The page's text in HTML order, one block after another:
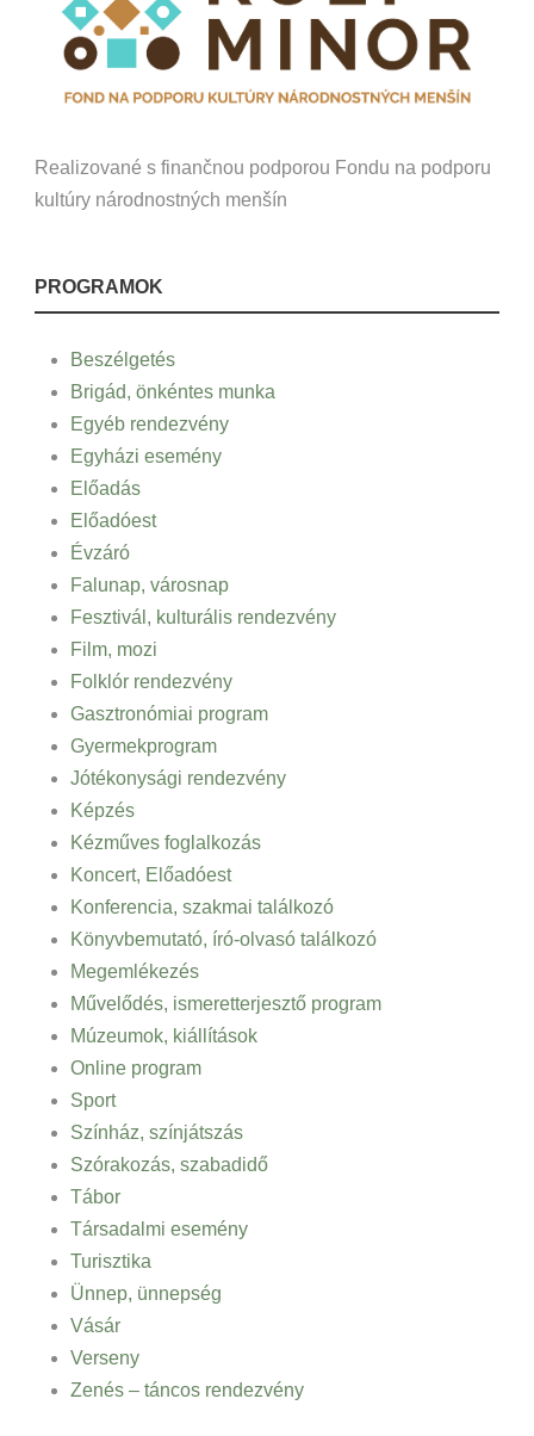
Realizované s finančnou podporou Fondu na podporu
kultúry národnostných menšín
PROGRAMOK
Beszélgetés
Brigád, önkéntes munka
Egyéb rendezvény
Egyházi esemény
Előadás
Előadóest
Évzáró
Falunap, városnap
Fesztivál, kulturális rendezvény
Film, mozi
Folklór rendezvény
Gasztronómiai program
Gyermekprogram
Jótékonysági rendezvény
Képzés
Kézműves foglalkozás
Koncert, Előadóest
Konferencia, szakmai találkozó
Könyvbemutató, író-olvasó találkozó
Megemlékezés
Művelődés, ismeretterjesztő program
Múzeumok, kiállítások
Online program
Sport
Színház, színjátszás
Szórakozás, szabadidő
Tábor
Társadalmi esemény
Turisztika
Ünnep, ünnepség
Vásár
Verseny
Zenés – táncos rendezvény